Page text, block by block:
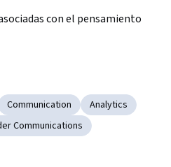
con el pensamiento
Communication
Analytics
Communications